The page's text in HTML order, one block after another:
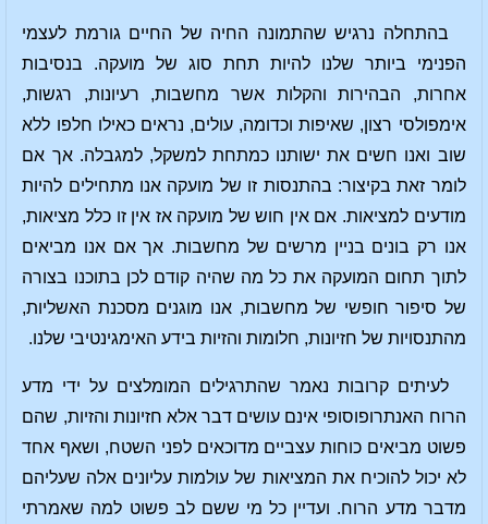
בהתחלה נרגיש שהתמונה החיה של החיים גורמת לעצמי
הפנימי ביותר שלנו להיות תחת סוג של מועקה. בנסיבות
אחרות, הבהירות והקלות אשר מחשבות, רעיונות, רגשות,
אימפולסי רצון, שאיפות וכדומה, עולים, נראים כאילו חלפו ללא
שוב ואנו חשים את ישותנו כמתחת למשקל, למגבלה. אך אם
לומר זאת בקיצור: בהתנסות זו של מועקה אנו מתחילים להיות
מודעים למציאות. אם אין חוש של מועקה אז אין זו כלל מציאות,
אנו רק בונים בניין מרשים של מחשבות. אך אם אנו מביאים
לתוך תחום המועקה את כל מה שהיה קודם לכן בתוכנו בצורה
של סיפור חופשי של מחשבות, אנו מוגנים מסכנת האשליות,
מהתנסויות של חזיונות, חלומות והזיות בידע האימגינטיבי שלנו.
לעיתים קרובות נאמר שהתרגילים המומלצים על ידי מדע
הרוח האנתרופוסופי אינם עושים דבר אלא חזיונות והזיות, שהם
פשוט מביאים כוחות עצביים מדוכאים לפני השטח, ושאף אחד
לא יכול להוכיח את המציאות של עולמות עליונים אלה שעליהם
מדבר מדע הרוח. ועדיין כל מי ששם לב פשוט למה שאמרתי